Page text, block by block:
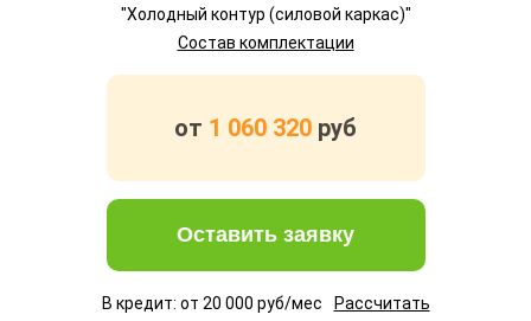
"Холодный контур (силовой каркас)"
Состав комплектации
от 1 060 320 руб
Оставить заявку
В кредит: от 20 000 руб/мес Рассчитать